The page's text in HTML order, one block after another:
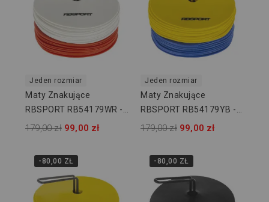
Jeden rozmiar
Maty Znakujące
RBSPORT RB54179WR -
24 Szt
179,00 zł 99,00 zł
Jeden rozmiar
Maty Znakujące
RBSPORT RB54179YB -
24 Szt
179,00 zł 99,00 zł
-80,00 ZŁ -80,00 ZŁ